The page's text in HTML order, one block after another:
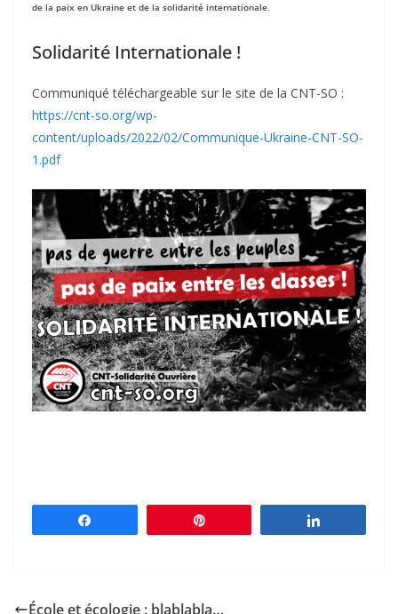
de la paix en Ukraine et de la solidarité internationale.
Solidarité Internationale !
Communiqué téléchargeable sur le site de la CNT-SO :
https://cnt-so.org/wp-
content/uploads/2022/02/Communique-Ukraine-CNT-SO-
1.pdf
École et écologie : blablabla…